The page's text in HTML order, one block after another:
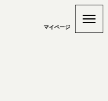
マイページ